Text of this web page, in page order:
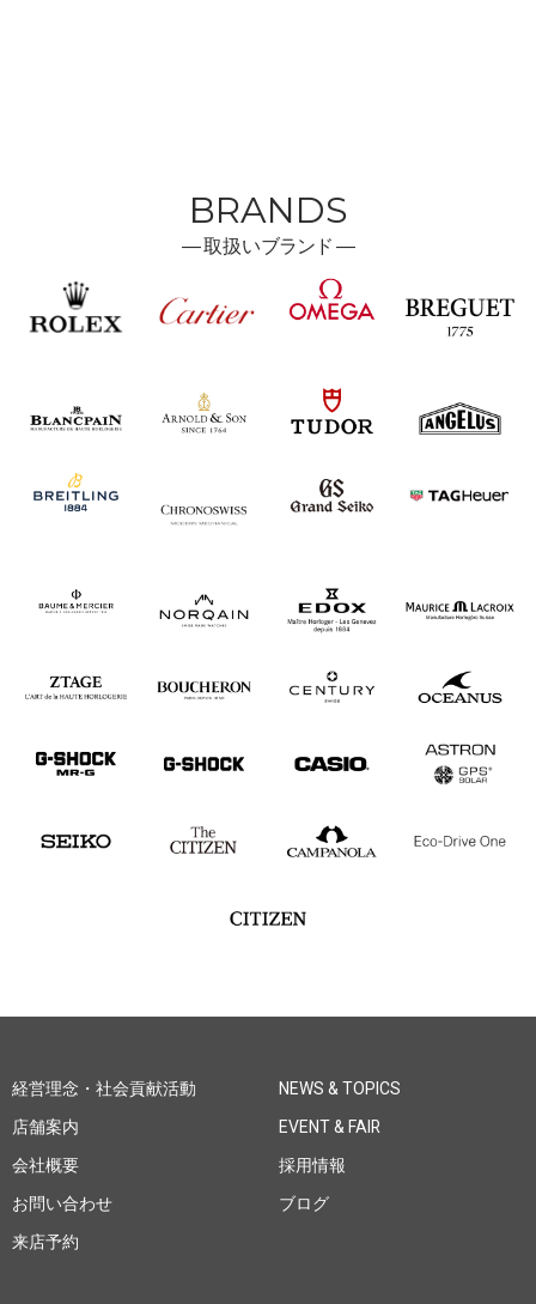
BRANDS
―取扱いブランド ―
経営理念・社会貢献活動
店舗案内
会社概要
お問い合わせ
来店予約
NEWS & TOPICS
EVENT & FAIR
採用情報
ブログ